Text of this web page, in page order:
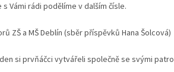
Vámi rádi podělíme v dalším čísle.
ZŠ a MŠ Deblín (sběr příspěvků Hana Šolcová)
si prvňáčci vytvářeli společně se svými